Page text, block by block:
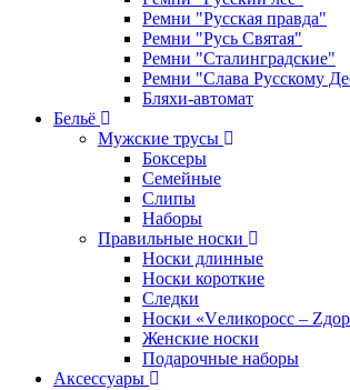
Ремни "Русская правда"
Ремни "Русь Святая"
Ремни "Сталинградские"
Ремни "Слава Русскому
Бляхи-автомат
Бельё
Мужские трусы
Боксеры
Семейные
Слипы
Наборы
Правильные носки
Носки длинные
Носки короткие
Следки
Носки «Vеликоросс –
Женские носки
Подарочные наборы
Аксессуары